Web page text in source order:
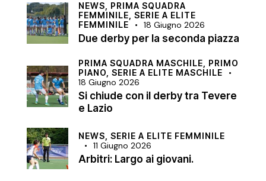
NEWS, PRIMA SQUADRA
FEMMINILE, SERIE A ELITE
FEMMINILE
18 Giugno 2026
Due derby per la seconda piazza
PRIMA SQUADRA MASCHILE, PRIMO
PIANO, SERIE A ELITE MASCHILE
18 Giugno 2026
Si chiude con il derby tra Tevere
e Lazio
NEWS, SERIE A ELITE FEMMINILE
11 Giugno 2026
Arbitri: Largo ai giovani.